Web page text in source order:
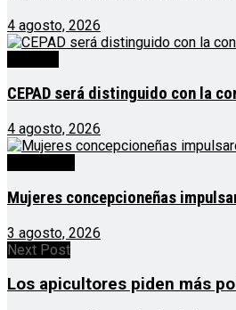
4 agosto, 2026
CEPAD será distinguido con la
4 agosto, 2026
Mujeres concepcioneñas
3 agosto, 2026
Next Post
Los apicultores piden más